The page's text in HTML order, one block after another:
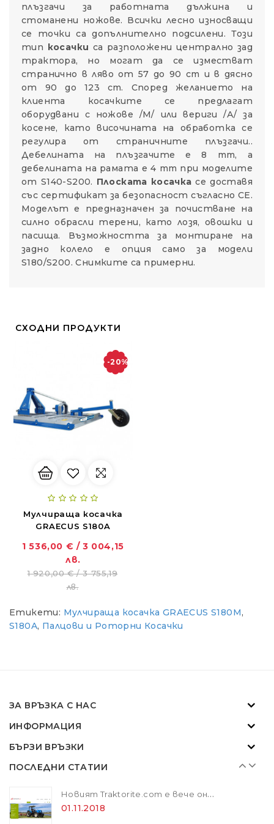
плъзгачи за работната дължина и
стоманени ножове. Всички лесно износващи
се точки са допълнително подсилени. Този
тип косачки са разположени централно зад
трактора, но могат да се изместват
странично в ляво от 57 до 90 cm и в дясно
от 90 до 123 cm. Според желанието на
клиента косачките се предлагат
оборудвани с ножове /М/ или вериги /А/ за
косене, като височината на обработка се
регулира от страничните плъзгачи..
Дебелината на плъзгачите е 8 mm, а
дебелината на рамата е 4 mm при моделите
от S140-S200. Плоската косачка се доставя
със сертификат за безопасност съгласно CE.
Моделът е предназначен за почистване на
силно обрасли терени, като лозя, овошки и
пасища. Възможността за монтиране на
задно колело е опция само за модели
S180/S200. Снимките са примерни.
СХОДНИ ПРОДУКТИ
-20%
Мулчираща косачка
GRAECUS S180A
1 536,00 € / 3 004,15
лв.
1 920,00 € / 3 755,19
лв.
Етикети: Мулчираща косачка GRAECUS S180M,
S180A, Палцови и Роторни Косачки
ЗА ВРЪЗКА С НАС
ИНФОРМАЦИЯ
БЪРЗИ ВРЪЗКИ
ПОСЛЕДНИ СТАТИИ
01.11.2018
01.11.2018
Новият Traktorite.com е вече онлайн
01.11.2018